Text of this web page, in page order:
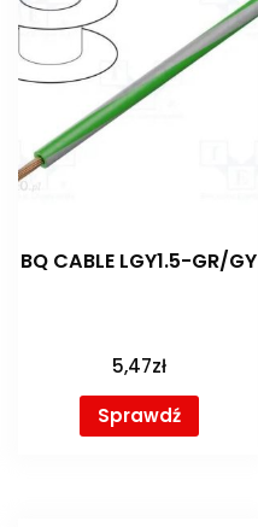
BQ CABLE LGY1.5-GR/GY
5,47zł
Sprawdź